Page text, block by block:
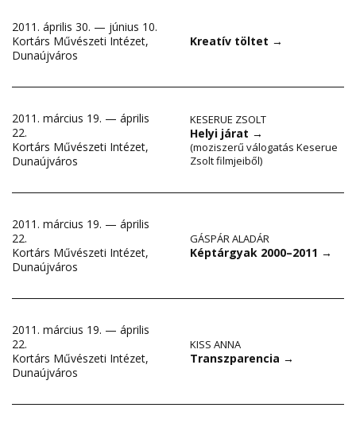
2011. április 30. — június 10.
Kortárs Művészeti Intézet,
Dunaújváros
Kreatív töltet →
2011. március 19. — április
22.
Kortárs Művészeti Intézet,
Dunaújváros
KESERUE ZSOLT
Helyi járat →
(moziszerű válogatás Keserue
Zsolt filmjeiből)
2011. március 19. — április
22.
Kortárs Művészeti Intézet,
Dunaújváros
GÁSPÁR ALADÁR
Képtárgyak 2000–2011 →
2011. március 19. — április
22.
Kortárs Művészeti Intézet,
Dunaújváros
KISS ANNA
Transzparencia →